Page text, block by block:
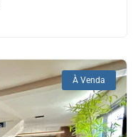
À Venda